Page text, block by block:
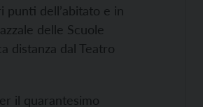
punti dell’abitato e in
delle Scuole
distanza dal Teatro
il quarantesimo